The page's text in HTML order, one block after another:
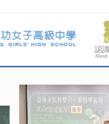
認
About